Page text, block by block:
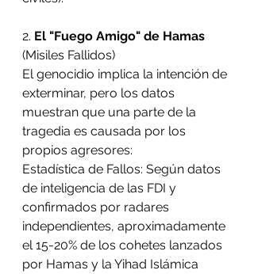
2. El "Fuego Amigo" de Hamas
(Misiles Fallidos)
El genocidio implica la intención de
exterminar, pero los datos
muestran que una parte de la
tragedia es causada por los
propios agresores:
Estadística de Fallos: Según datos
de inteligencia de las FDI y
confirmados por radares
independientes, aproximadamente
el 15-20% de los cohetes lanzados
por Hamas y la Yihad Islámica